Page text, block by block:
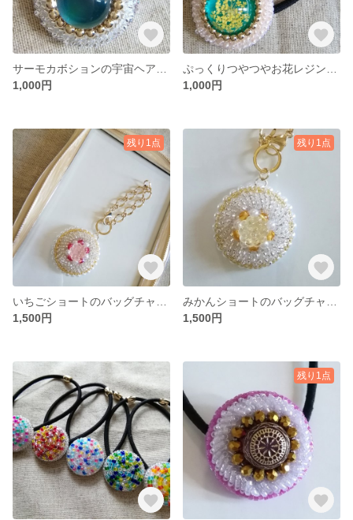
1,000円
1,000円
残り1点
1,500円
残り1点
1,500円
残り1点